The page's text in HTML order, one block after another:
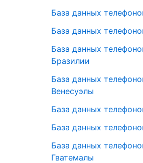
База данных
База данных
База данных
Бразилии
База данных
Венесуэлы
База данных
База данных
База данных
Гватемалы